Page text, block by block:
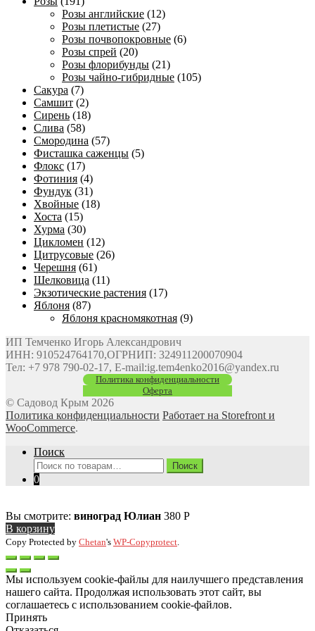
Розы английские (12)
Розы плетистые (27)
Розы почвопокровные (6)
Розы спрей (20)
Розы флорибунды (21)
Розы чайно-гибридные (105)
Сакура (7)
Самшит (2)
Сирень (18)
Слива (58)
Смородина (57)
Фисташка саженцы (5)
Флокс (17)
Фотиния (4)
Фундук (31)
Хвойные (18)
Хоста (15)
Хурма (30)
Цикломен (12)
Цитрусовые (26)
Черешня (61)
Шелковица (11)
Экзотические растения (17)
Яблоня (87)
Яблоня красномякотная (9)
ИП Темченко Игорь Александрович
ИНН: 910524764170,ОГРНИП: 324911200070904
Тел: +7 978 790-02-17, E-mail:ig.tem4enko2016@yandex.ru
Политика конфиденциальности
Оферта
© Садовод Крым 2026
Политика конфиденциальности Работает на Storefront и
WooCommerce.
Поиск
Искать:
Поиск
0
Вы смотрите: виноград Юлиан 380 Р
В корзину
Copy Protected by Chetan's WP-Copyprotect
Мы используем cookie-файлы для наилучшего представления
нашего сайта. Продолжая использовать этот сайт, вы
соглашаетесь с использованием cookie-файлов.
Принять